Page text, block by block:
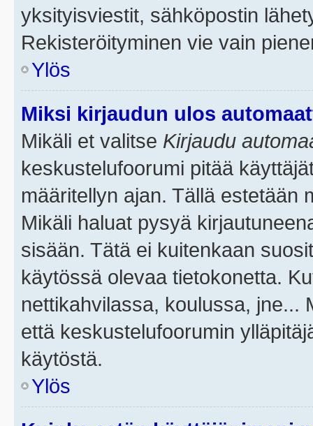
yksityisviestit, sähköpostin
Rekisteröityminen vie vain
Ylös
Miksi kirjaudun ulos
Mikäli et valitse Kirjaudu
keskustelufoorumi pitää
määritellyn ajan. Tällä estetään
Mikäli haluat pysyä
sisään. Tätä ei kuitenkaan
käytössä olevaa tietokonetta.
nettikahvilassa, koulussa, jne...
että keskustelufoorumin
käytöstä.
Ylös